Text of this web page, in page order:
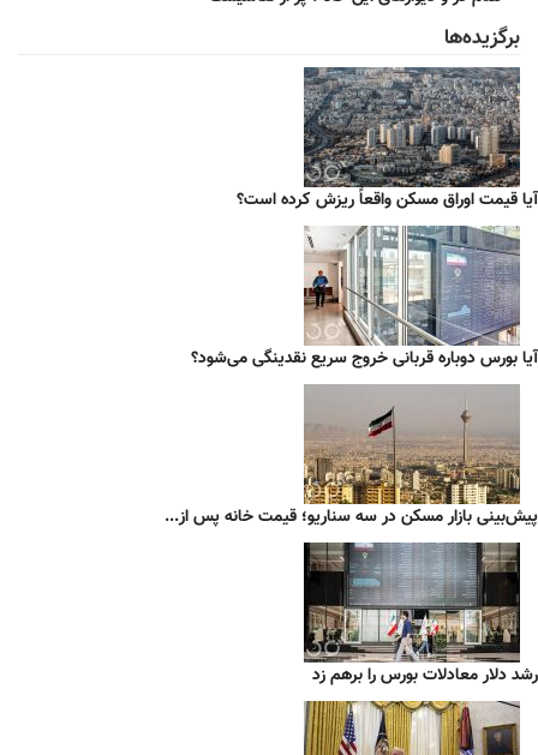
برگزیده‌ها
آیا قیمت اوراق مسکن واقعاً ریزش کرده است؟
آیا بورس دوباره قربانی خروج سریع نقدینگی می‌شود؟
پیش‌بینی بازار مسکن در سه سناریو؛ قیمت خانه پس از...
رشد دلار معادلات بورس را برهم زد